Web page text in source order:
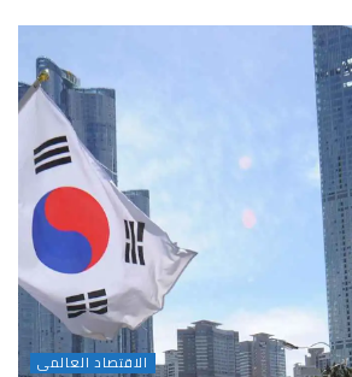
الاقتصاد العالمى